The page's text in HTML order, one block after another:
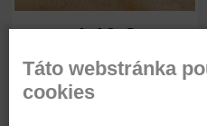
4,40 €
Skladom
Táto webstránka
cookies